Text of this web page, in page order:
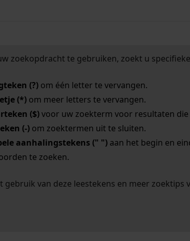
zoekopdracht te gebruiken, zoekt u
(?)om één letter te vervangen.
(*)om meer letters te vervangen.
($)voor uw zoekterm voor resultaten die
(-)om zoektermen uit te sluiten.
aanhalingstekens (" ")aan het begin en
te zoeken.
gebruik van deze leestekens en meer zoektips